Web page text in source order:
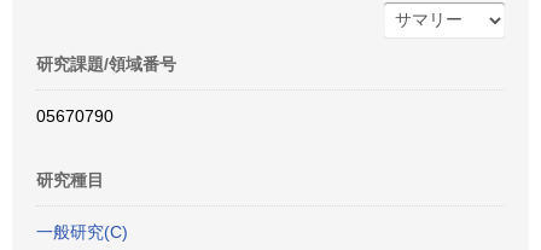
研究課題/領域番号
05670790
研究種目
一般研究(C)